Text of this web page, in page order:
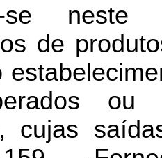
se
de
ou
cujas